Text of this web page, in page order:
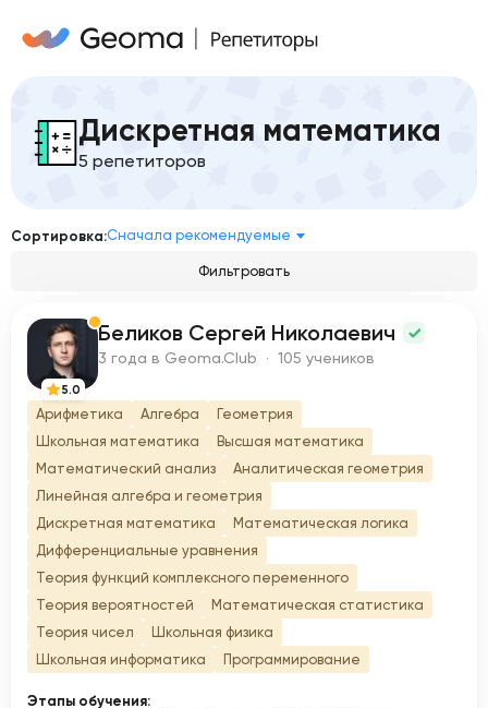
Дискретная математика
5 репетиторов
Сортировка:Сначала рекомендуемые
Фильтровать
Б
5.0
Беликов Сергей Николаевич
3 года в Geoma.Club · 105 учеников
Арифметика Алгебра
Геометрия
Школьная математика
Высшая математика
Математический анализ
Аналитическая геометрия
Линейная алгебра и геометрия
Дискретная математика
Математическая логика
Дифференциальные уравнения
Теория функций комплексного переменного
Теория вероятностей
Математическая статистика
Теория чисел
Школьная физика
Школьная информатика
Программирование
Этапы обучения: